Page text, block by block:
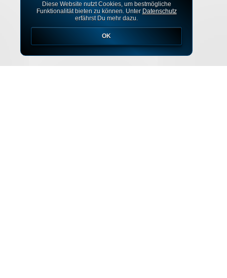
Diese Website nutzt Cookies, um bestmögliche
Funktionalität bieten zu können. Unter Datenschutz
erfährst Du mehr dazu.
OK